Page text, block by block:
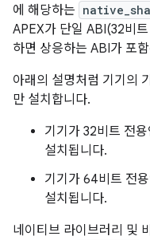
에 해당하는
APEX가 단일 ABI(32비
하면 상응하는 ABI가 포
아래의 설명처럼 기기의
만 설치합니다.
기기가 32비트 전
설치됩니다.
기기가 64비트 전
설치됩니다.
네이티브 라이브러리 및